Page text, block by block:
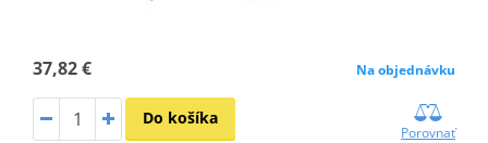
37,82 € Na objednávku
Do košíka
Porovnať